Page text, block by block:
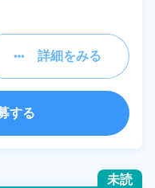
詳細をみる
する
未読